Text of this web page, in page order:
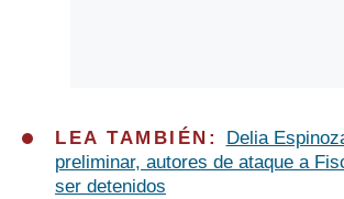
LEA TAMBIÉN:
Delia
preliminar, autores de ataque a
ser detenidos